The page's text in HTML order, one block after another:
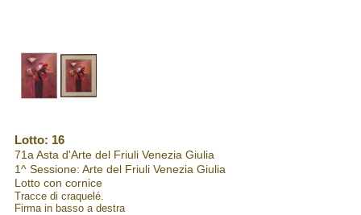
Lotto: 16
71a Asta d'Arte del Friuli Venezia Giulia
1^ Sessione: Arte del Friuli Venezia Giulia
Lotto con cornice
Tracce di craquelé.
Firma in basso a destra